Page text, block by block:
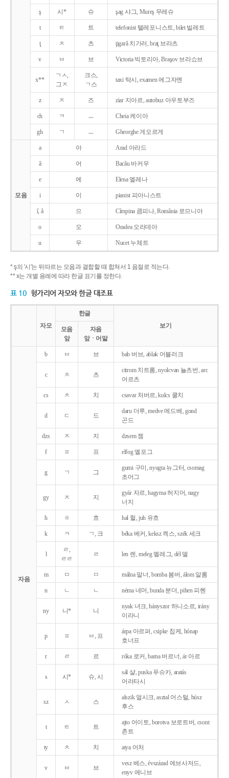
ş 시* 슈 şag 샤그, Mureş 무레슈
t ㅌ 트 telefonist 텔레포니스트, bilet 빌레트
ţ ㅊ 츠 ţigarǎ 치가러, braţ 브라츠
v ㅂ 브 Victoria 빅토리아, Braşov 브라쇼브
x**
ㄱㅅ,
그ㅈ
크스,
ㄱ스
taxi 탁시, examen 에그자멘
z ㅈ 즈 ziar 지아르, autobuz 아우토부즈
ch ㅋ ㅡ Cheia 케이아
gh ㄱ ㅡ Gheorghe 게오르게
모음
a 아 Arad 아라드
ǎ 어 Bacǎu 바커우
e 에 Elena 엘레나
i 이 pianist 피아니스트
î, â 으 Cîmpina 큼피나, România 로므니아
o 오 Oradea 오라데아
u 우 Nucet 누체트
* ş의 '시'는 뒤따르는 모음과 결합할 때 합쳐서 1 음절로 적는다.
** x는 개별 용례에 따라 한글 표기를 정한다.
표 10 헝가리어 자모와 한글 대조표
자모
한글
보기
모음
앞
자음
앞ㆍ어말
자음
b ㅂ 브 bab 버브, ablak 어블러크
c ㅊ 츠
citrom 치트롬, nyolcvan 뇰츠번, arc
어르츠
cs ㅊ 치 csavar 처버르, kulcs 쿨치
d ㄷ 드
daru 더루, medve 메드베, gond
곤드
dzs ㅈ 지 dzsem 젬
f ㅍ 프 elfog 엘포그
g ㄱ 그
gumi 구미, nyugta 뉴그터, csomag
초머그
gy ㅈ 지
gyár 자르, hagyma 허지머, nagy
너지
h ㅎ 흐 hal 헐, juh 유흐
k ㅋ ㄱ, 크 béka 베커, keksz 켁스, szék 세크
l
ㄹ,
ㄹㄹ
ㄹ len 렌, meleg 멜레그, dél 델
m ㅁ ㅁ málna 말너, bomba 봄버, álom 알롬
n ㄴ ㄴ néma 네머, bunda 분더, pihen 피헨
ny 니* 니
nyak 녀크, hányszor 하니소르, irány
이라니
p ㅍ ㅂ, 프
árpa 아르퍼, csipke 칩케, hónap
호너프
r ㄹ 르 róka 로커, barna 버르너, ár 아르
s 시* 슈, 시
sál 샬, puska 푸슈카, aratás
어러타시
sz ㅅ 스
alszik 얼시크, asztal 어스털, húsz
후스
t ㅌ 트
ajto 어이토, borotva 보로트버, csont
촌트
ty ㅊ 치 atya 어처
v ㅂ 브
vesz 베스, évszázad 에브사저드,
enyv 에니브